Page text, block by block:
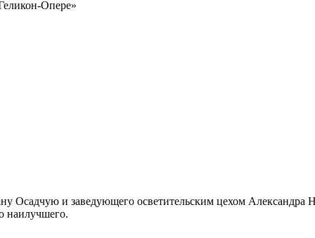
Опере»
Осадчую и заведующего осветительским цехом
наилучшего.